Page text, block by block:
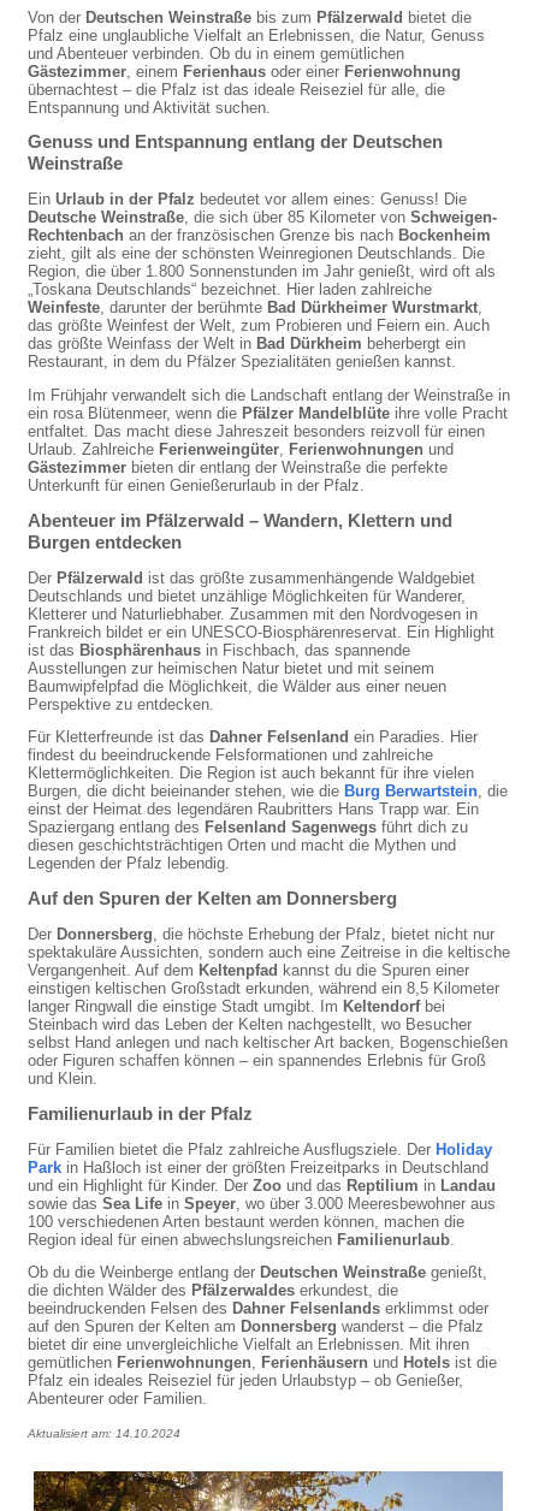
Von der Deutschen Weinstraße bis zum Pfälzerwald bietet die
Pfalz eine unglaubliche Vielfalt an Erlebnissen, die Natur, Genuss
und Abenteuer verbinden. Ob du in einem gemütlichen
Gästezimmer , einem Ferienhaus oder einer Ferienwohnung
übernachtest – die Pfalz ist das ideale Reiseziel für alle, die
Entspannung und Aktivität suchen.
Genuss und Entspannung entlang der Deutschen
Weinstraße
EinUrlaub in der Pfalz bedeutet vor allem eines: Genuss! Die
Deutsche Weinstraße, die sich über 85 Kilometer vonSchweigen-
Rechtenbach an der französischen Grenze bis nach Bockenheim
zieht, gilt als eine der schönsten Weinregionen Deutschlands. Die
Region, die über 1.800 Sonnenstunden im Jahr genießt, wird oft als
„Toskana Deutschlands“ bezeichnet. Hier laden zahlreiche
Weinfeste, darunter der berühmte Bad Dürkheimer Wurstmarkt,
das größte Weinfest der Welt, zum Probieren und Feiern ein. Auch
das größte Weinfass der Welt in Bad Dürkheim beherbergt ein
Restaurant, in dem du Pfälzer Spezialitäten genießen kannst.
Im Frühjahr verwandelt sich die Landschaft entlang der Weinstraße in
ein rosa Blütenmeer, wenn die Pfälzer Mandelblüte ihre volle Pracht
entfaltet. Das macht diese Jahreszeit besonders reizvoll für einen
Urlaub. Zahlreiche Ferienweingüter Ferienwohnungen und
Gästezimmer bieten dir entlang der Weinstraße die perfekte
Unterkunft für einen Genießerurlaub in der Pfalz.
Abenteuer im Pfälzerwald – Wandern, Klettern und
Burgen entdecken
Der Pfälzerwald ist das größte zusammenhängende Waldgebiet
Deutschlands und bietet unzählige Möglichkeiten für Wanderer,
Kletterer und Naturliebhaber. Zusammen mit den Nordvogesen in
Frankreich bildet er ein UNESCO-Biosphärenreservat. Ein Highlight
ist das Biosphärenhaus in Fischbach, das spannende
Ausstellungen zur heimischen Natur bietet und mit seinem
Baumwipfelpfad die Möglichkeit, die Wälder aus einer neuen
Perspektive zu entdecken.
Für Kletterfreunde ist das Dahner Felsenland ein Paradies. Hier
findest du beeindruckende Felsformationen und zahlreiche
Klettermöglichkeiten. Die Region ist auch bekannt für ihre vielen
Burgen, die dicht beieinander stehen, wie die Burg Berwartstein, die
einst der Heimat des legendären Raubritters Hans Trapp war. Ein
Spaziergang entlang des Felsenland Sagenwegs führt dich zu
diesen geschichtsträchtigen Orten und macht die Mythen und
Legenden der Pfalz lebendig.
Auf den Spuren der Kelten am Donnersberg
Der Donnersberg , die höchste Erhebung der Pfalz, bietet nicht nur
spektakuläre Aussichten, sondern auch eine Zeitreise in die keltische
Vergangenheit. Auf dem Keltenpfad kannst du die Spuren einer
einstigen keltischen Großstadt erkunden, während ein 8,5 Kilometer
langer Ringwall die einstige Stadt umgibt. Im Keltendorfbei
Steinbach wird das Leben der Kelten nachgestellt, wo Besucher
selbst Hand anlegen und nach keltischer Art backen, Bogenschießen
oder Figuren schaffen können – ein spannendes Erlebnis für Groß
und Klein.
Familienurlaub in der Pfalz
Für Familien bietet die Pfalz zahlreiche Ausflugsziele. DerHoliday
Park in Haßloch ist einer der größten Freizeitparks in Deutschland
und ein Highlight für Kinder. DerZoo und das Reptilium in Landau
sowie dasSea Life inSpeyer , wo über 3.000 Meeresbewohner aus
100 verschiedenen Arten bestaunt werden können, machen die
Region ideal für einen abwechslungsreichen Familienurlaub
Ob du die Weinberge entlang der Deutschen Weinstraße genießt,
die dichten Wälder des Pfälzerwaldes erkundest, die
beeindruckenden Felsen des Dahner Felsenlands erklimmst oder
auf den Spuren der Kelten am Donnersberg wanderst – die Pfalz
bietet dir eine unvergleichliche Vielfalt an Erlebnissen. Mit ihren
gemütlichen Ferienwohnungen, Ferienhäusern und Hotels ist die
Pfalz ein ideales Reiseziel für jeden Urlaubstyp – ob Genießer,
Abenteurer oder Familien.
Aktualisiert am: 14.10.2024